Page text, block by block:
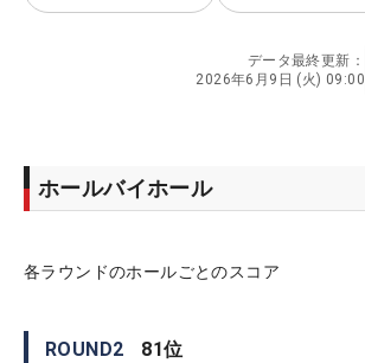
データ最終更新：
2026年6月9日 (火) 09:00
ホールバイホール
各ラウンドのホールごとのスコア
ROUND2 81位